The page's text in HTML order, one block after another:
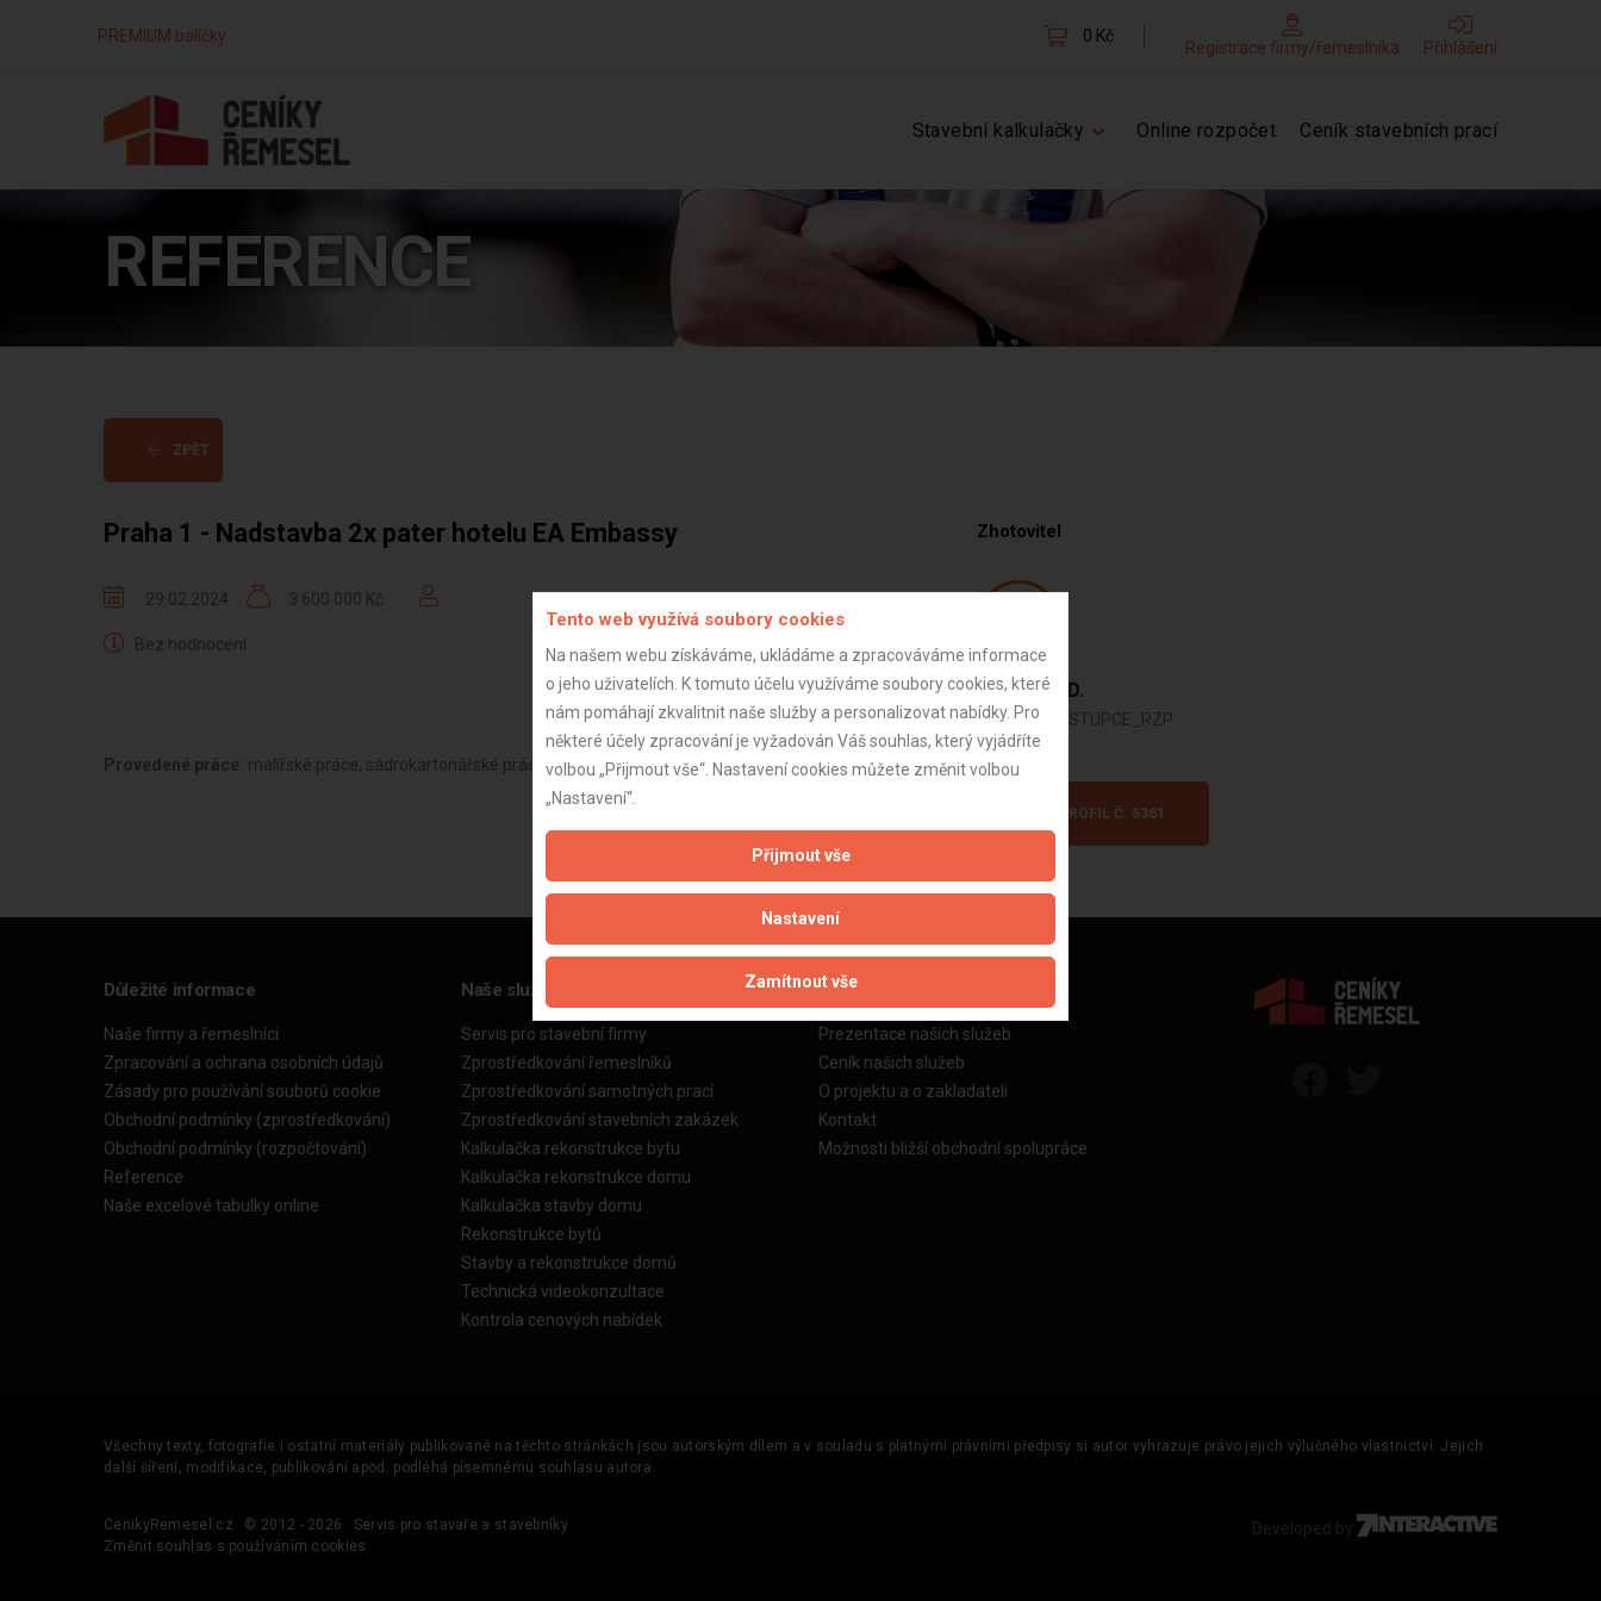
PREMIUM balíčky 0 Kč
Registrace firmy/řemeslníka Přihlášení
Stavební kalkulačky Online rozpočet Ceník stavebních prací
REFERENCE
ZPĚT
Praha 1 - Nadstavba 2x pater hotelu EA Embassy
29.02.2024 3 600 000 Kč
Bez hodnocení
Provedené práce: malířské práce, sádrokartonářské práce
Zhotovitel
Ivan D.
STATUTARNI_ZASTUPCE_RZP
ZOBRAZIT PROFIL Č. 5361
Důležité informace
Naše firmy a řemeslníci
Zpracování a ochrana osobních údajů
Zásady pro používání souborů cookie
Obchodní podmínky (zprostředkování)
Obchodní podmínky (rozpočtování)
Reference
Naše excelové tabulky online
Naše služby
Servis pro stavební firmy
Zprostředkování řemeslníků
Zprostředkování samotných prací
Zprostředkování stavebních zakázek
Kalkulačka rekonstrukce bytu
Kalkulačka rekonstrukce domu
Kalkulačka stavby domu
Rekonstrukce bytů
Stavby a rekonstrukce domů
Technická videokonzultace
Kontrola cenových nabídek
Informace o nás
Prezentace našich služeb
Ceník našich služeb
O projektu a o zakladateli
Kontakt
Možnosti bližší obchodní spolupráce
Všechny texty, fotografie i ostatní materiály publikované na těchto stránkách jsou autorským dílem a v souladu s platnými právními předpisy si autor vyhrazuje právo jejich výlučného vlastnictví. Jejich
další šíření, modifikace, publikování apod. podléhá písemnému souhlasu autora.
CenikyRemesel.cz © 2012 - 2026
Servis pro stavaře a stavebníky
Změnit souhlas s používáním cookies
Developed by
Tento web využívá soubory cookies
Na našem webu získáváme, ukládáme a zpracováváme informace
o jeho uživatelích. K tomuto účelu využíváme soubory cookies, které
nám pomáhají zkvalitnit naše služby a personalizovat nabídky. Pro
některé účely zpracování je vyžadován Váš souhlas, který vyjádříte
volbou „Přijmout vše“. Nastavení cookies můžete změnit volbou
„Nastavení“.
Přijmout vše
Nastavení
Zamítnout vše